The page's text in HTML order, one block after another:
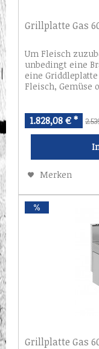
Grillplatte Gas
Um Fleisch
unbedingt eine
eine
Fleisch, Gemüse
1.828,08 € *
Merken
Grillplatte Gas